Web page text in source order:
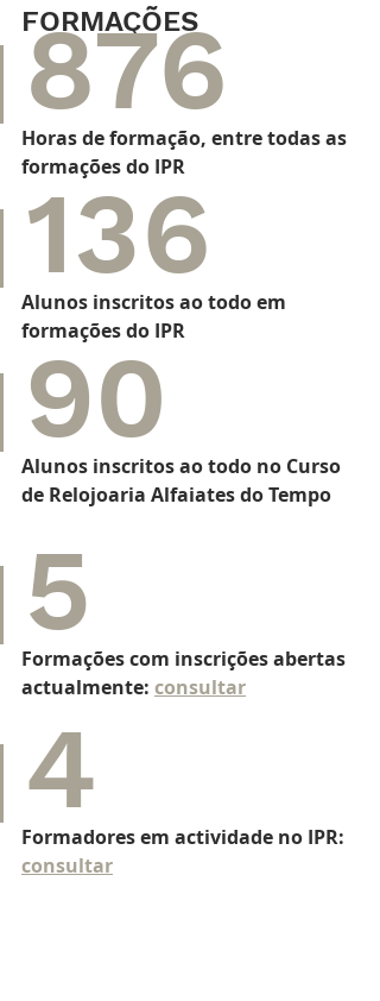
FORMAÇÕES
876
Horas de formação, entre todas as
formações do IPR
136
Alunos inscritos ao todo em
formações do IPR
90
Alunos inscritos ao todo no Curso
de Relojoaria Alfaiates do Tempo
5
Formações com inscrições abertas
actualmente: consultar
4
Formadores em actividade no IPR:
consultar